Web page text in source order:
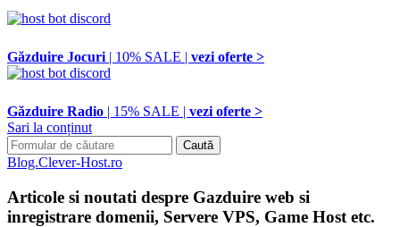
Găzduire Jocuri | 10% SALE | vezi oferte >
Găzduire Radio | 15% SALE | vezi oferte >
Sari la conținut
Search
for:
Blog.Clever-Host.ro
Articole si noutati despre Gazduire web si
inregistrare domenii, Servere VPS, Game Host etc.